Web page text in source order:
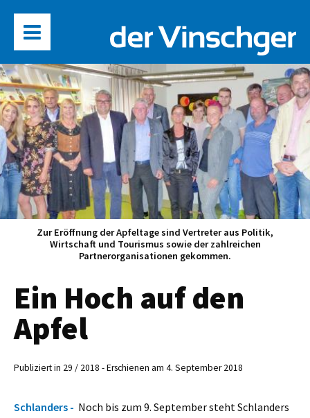
Zur Eröffnung der Apfeltage sind Vertreter aus Politik,
Wirtschaft und Tourismus sowie der zahlreichen
Partnerorganisationen gekommen.
Ein Hoch auf den
Apfel
Publiziert in 29 / 2018 - Erschienen am 4. September 2018
Schlanders - Noch bis zum 9. September steht Schlanders